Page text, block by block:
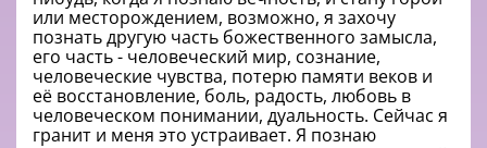
или месторождением, возможно, я захочу
познать другую часть божественного замысла,
его часть - человеческий мир, сознание,
человеческие чувства, потерю памяти веков и
её восстановление, боль, радость, любовь в
человеческом понимании, дуальность. Сейчас я
гранит и меня это устраивает. Я познаю